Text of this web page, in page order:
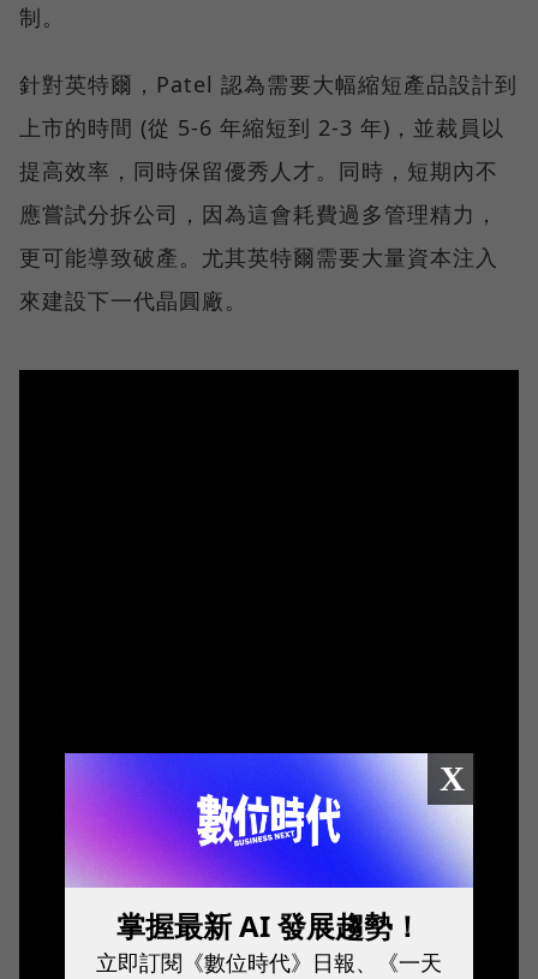
制。
針對英特爾，Patel 認為需要大幅縮短產品設計到
上市的時間 (從 5-6 年縮短到 2-3 年)，並裁員以
提高效率，同時保留優秀人才。同時，短期內不
應嘗試分拆公司，因為這會耗費過多管理精力，
更可能導致破產。尤其英特爾需要大量資本注入
來建設下一代晶圓廠。
X
掌握最新 AI 發展趨勢！
立即訂閱《數位時代》日報、《一天